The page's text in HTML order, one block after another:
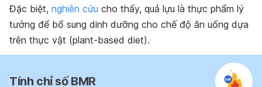
Đặc biệt, nghiên cứu cho thấy, quả lựu là thực phẩm lý
tưởng để bổ sung dinh dưỡng cho chế độ ăn uống dựa
trên thực vật (plant-based diet).
Tính chỉ số BMR